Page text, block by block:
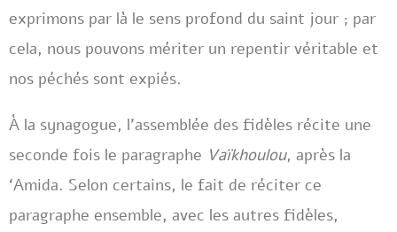
exprimons par là le sens profond du saint jour ; par
cela, nous pouvons mériter un repentir véritable et
nos péchés sont expiés.
À la synagogue, l’assemblée des fidèles récite une
seconde fois le paragraphe Vaïkhoulou, après la
‘Amida. Selon certains, le fait de réciter ce
paragraphe ensemble, avec les autres fidèles,